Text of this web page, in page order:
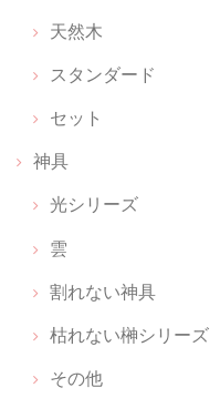
お守りをキーホルダー感覚で
いいです
感激しました。 備考欄に書い
だとあきらめの気持ちでした
天然木
スタンダード
セット
神具
光シリーズ
雲
割れない神具
枯れない榊シリーズ
その他